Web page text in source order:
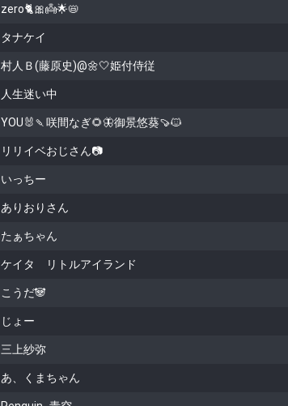
zero🐈🎀👼🌟📛
タナケイ
村人Ｂ(藤原史)@🌼🤍姫付侍従
人生迷い中
YOU🐰🍡咲間なぎ🌻🦋御景悠葵🍠🐱
リリイベおじさん📷
いっちー
ありおりさん
たぁちゃん
ケイタ リトルアイランド
こうだ🐼
じょー
三上紗弥
あ、くまちゃん